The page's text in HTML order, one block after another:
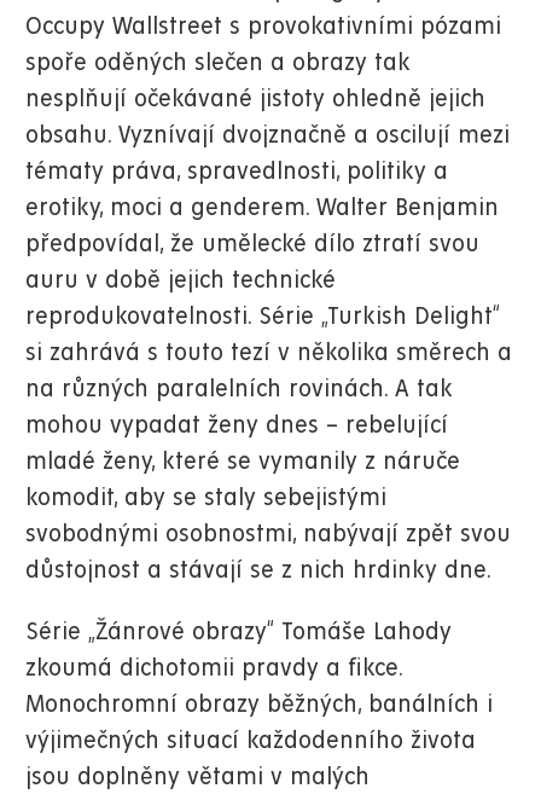
Occupy Wallstreet s provokativními pózami
spoře oděných slečen a obrazy tak
nesplňují očekávané jistoty ohledně jejich
obsahu. Vyznívají dvojznačně a oscilují mezi
tématy práva, spravedlnosti, politiky a
erotiky, moci a genderem. Walter Benjamin
předpovídal, že umělecké dílo ztratí svou
auru v době jejich technické
reprodukovatelnosti. Série „Turkish Delight“
si zahrává s touto tezí v několika směrech a
na různých paralelních rovinách. A tak
mohou vypadat ženy dnes – rebelující
mladé ženy, které se vymanily z náruče
komodit, aby se staly sebejistými
svobodnými osobnostmi, nabývají zpět svou
důstojnost a stávají se z nich hrdinky dne.
Série „Žánrové obrazy“ Tomáše Lahody
zkoumá dichotomii pravdy a fikce.
Monochromní obrazy běžných, banálních i
výjimečných situací každodenního života
jsou doplněny větami v malých